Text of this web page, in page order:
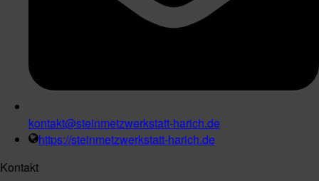
kontakt@steinmetzwerkstatt-harich.de
https://steinmetzwerkstatt-harich.de
Kontakt